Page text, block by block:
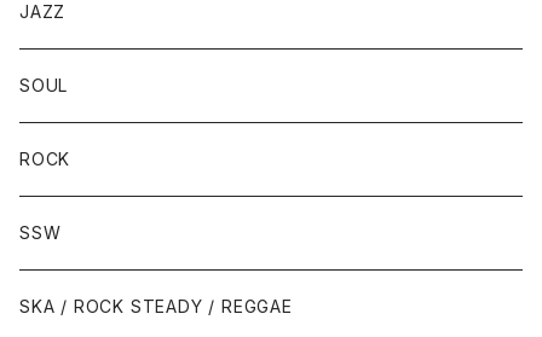
JAZZ
SOUL
ROCK
SSW
SKA / ROCK STEADY / REGGAE